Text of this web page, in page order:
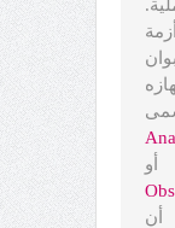
أو
أن